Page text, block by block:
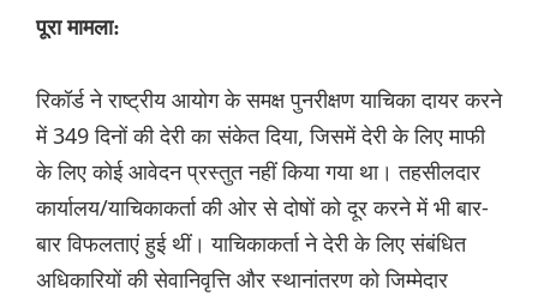
पूरा मामला:
रिकॉर्ड ने राष्ट्रीय आयोग के समक्ष पुनरीक्षण याचिका दायर करने
में 349 दिनों की देरी का संकेत दिया, जिसमें देरी के लिए माफी
के लिए कोई आवेदन प्रस्तुत नहीं किया गया था। तहसीलदार
कार्यालय/याचिकाकर्ता की ओर से दोषों को दूर करने में भी बार-
बार विफलताएं हुई थीं। याचिकाकर्ता ने देरी के लिए संबंधित
अधिकारियों की सेवानिवृत्ति और स्थानांतरण को जिम्मेदार